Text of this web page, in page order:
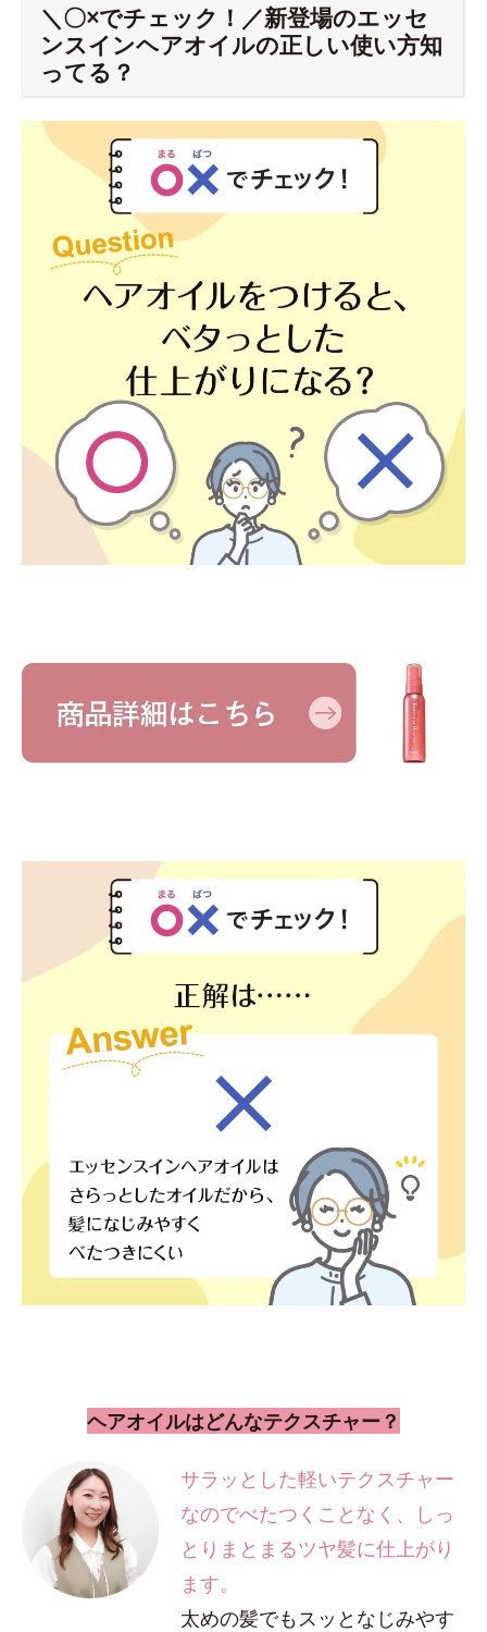
＼〇×でチェック！／新登場のエッセ
ンスインヘアオイルの正しい使い方知
ってる？
ヘアオイルはどんなテクスチャー？
サラッとした軽いテクスチャー
なのでべたつくことなく、しっ
とりまとまるツヤ髪に仕上がり
ます。
太めの髪でもスッとなじみやす